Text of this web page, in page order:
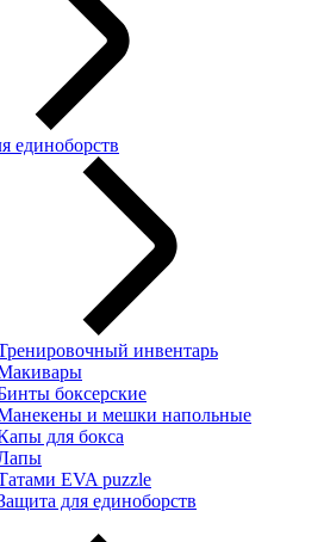
единоборств
инвентарь
боксерские
и мешки напольные
для бокса
EVA puzzle
для единоборств